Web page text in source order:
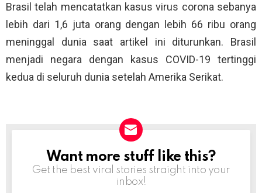
Brasil telah mencatatkan kasus virus corona sebanya
lebih dari 1,6 juta orang dengan lebih 66 ribu orang
meninggal dunia saat artikel ini diturunkan. Brasil
menjadi negara dengan kasus COVID-19 tertinggi
kedua di seluruh dunia setelah Amerika Serikat.
NEWSLETTER
Want more stuff like this?
Get the best viral stories straight into your
inbox!